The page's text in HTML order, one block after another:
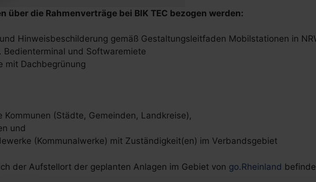
über die Rahmenverträge bei BIK TEC bezogen werden:
Hinweisbeschilderung gemäß Gestaltungsleitfaden Mobilstationen in
Bedienterminal und Softwaremiete
mit Dachbegrünung
Kommunen (Städte, Gemeinden, Landkreise),
und
(Kommunalwerke) mit Zuständigkeit(en) im Verbandsgebiet
der Aufstellort der geplanten Anlagen im Gebiet von go.Rheinland